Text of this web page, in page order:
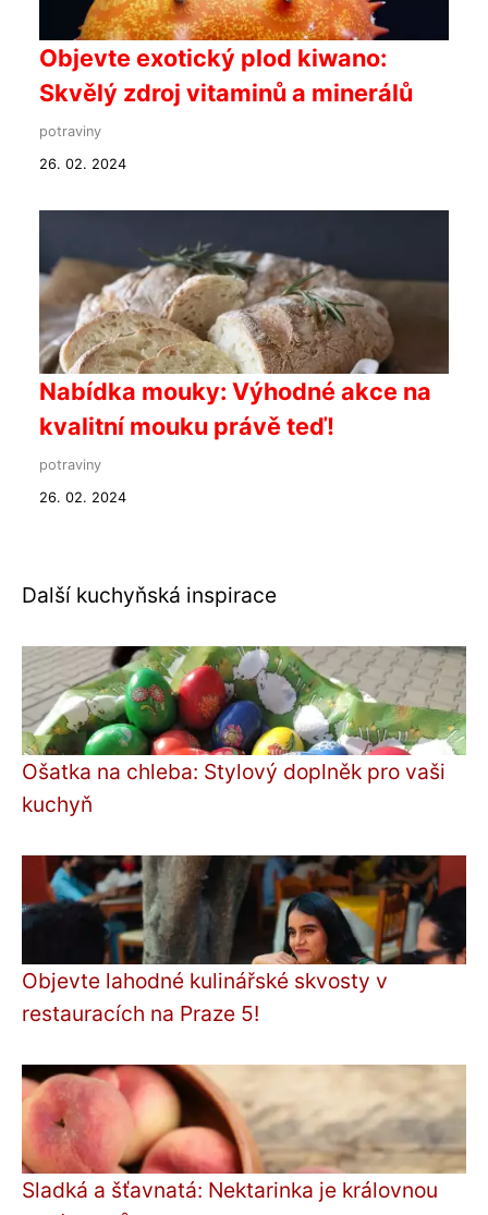
Objevte exotický plod kiwano:
Skvělý zdroj vitaminů a minerálů
potraviny
26. 02. 2024
Nabídka mouky: Výhodné akce na
kvalitní mouku právě teď!
potraviny
26. 02. 2024
Další kuchyňská inspirace
Ošatka na chleba: Stylový doplněk pro vaši
kuchyň
Objevte lahodné kulinářské skvosty v
restauracích na Praze 5!
Sladká a šťavnatá: Nektarinka je královnou